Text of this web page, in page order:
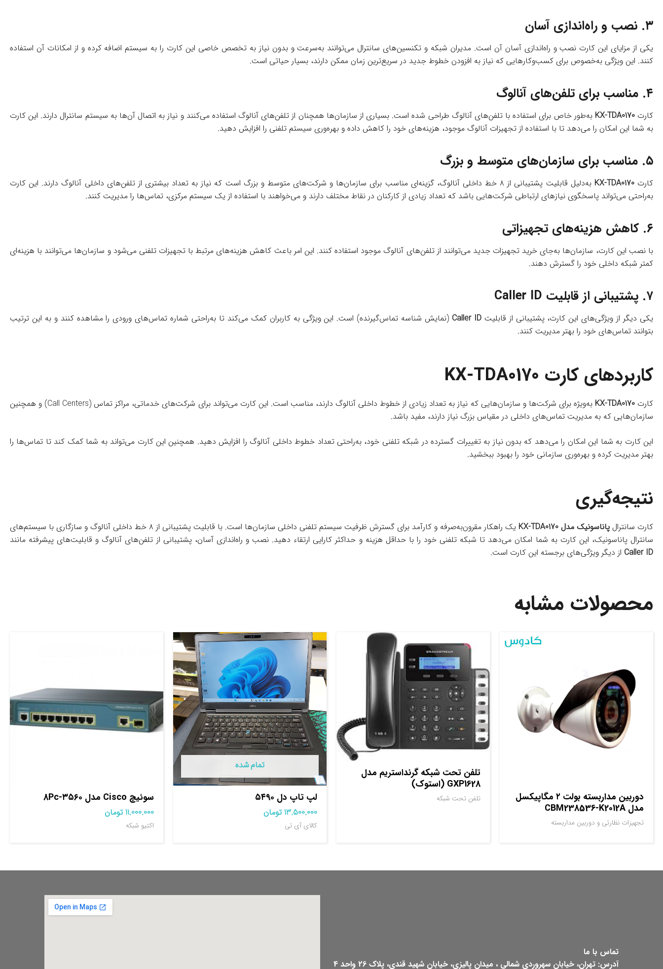
۳. نصب و راه‌اندازی آسان
یکی از مزایای این کارت نصب و راه‌اندازی آسان آن است. مدیران شبکه و تکنسین‌های سانترال می‌توانند به‌سرعت و بدون نیاز به تخصص خاصی این کارت را به سیستم اضافه کرده و از امکانات آن استفاده
کنند. این ویژگی به‌خصوص برای کسب‌وکارهایی که نیاز به افزودن خطوط جدید در سریع‌ترین زمان ممکن دارند، بسیار حیاتی است.
۴. مناسب برای تلفن‌های آنالوگ
کارتKX-TDA0170 به‌طور خاص برای استفاده با تلفن‌های آنالوگ طراحی شده است. بسیاری از سازمان‌ها همچنان از تلفن‌های آنالوگ استفاده می‌کنند و نیاز به اتصال آن‌ها به سیستم سانترال دارند. این کارت
به شما این امکان را می‌دهد تا با استفاده از تجهیزات آنالوگ موجود، هزینه‌های خود را کاهش داده و بهره‌وری سیستم تلفنی را افزایش دهید.
۵. مناسب برای سازمان‌های متوسط و بزرگ
کارتKX-TDA0170
به‌دلیل قابلیت پشتیبانی از ۸ خط داخلی آنالوگ، گزینه‌ای مناسب برای سازمان‌ها و شرکت‌های متوسط و بزرگ است که نیاز به تعداد بیشتری از تلفن‌های داخلی آنالوگ دارند. این کارت
به‌راحتی می‌تواند پاسخگوی نیازهای ارتباطی شرکت‌هایی باشد که تعداد زیادی از کارکنان در نقاط مختلف دارند و می‌خواهند با استفاده از یک سیستم مرکزی، تماس‌ها را مدیریت کنند.
۶. کاهش هزینه‌های تجهیزاتی
با نصب این کارت، سازمان‌ها به‌جای خرید تجهیزات جدید می‌توانند از تلفن‌های آنالوگ موجود استفاده کنند. این امر باعث کاهش هزینه‌های مرتبط با تجهیزات تلفنی می‌شود و سازمان‌ها می‌توانند با هزینه‌ای
کمتر شبکه داخلی خود را گسترش دهند.
۷. پشتیبانی از قابلیت Caller ID
یکی دیگر از ویژگی‌های این کارت، پشتیبانی از قابلیتCaller ID (نمایش شناسه تماس‌گیرنده) است. این ویژگی به کاربران کمک می‌کند تا به‌راحتی شماره تماس‌های ورودی را مشاهده کنند و به این ترتیب
بتوانند تماس‌های خود را بهتر مدیریت کنند.
کاربردهای کارت KX-TDA0170
کارتKX-TDA0170
به‌ویژه برای شرکت‌ها و سازمان‌هایی که نیاز به تعداد زیادی از خطوط داخلی آنالوگ دارند، مناسب است. این کارت می‌تواند برای شرکت‌های خدماتی، مراکز تماس (Call Centers) و همچنین
سازمان‌هایی که به مدیریت تماس‌های داخلی در مقیاس بزرگ نیاز دارند، مفید باشد.
این کارت به شما این امکان را می‌دهد که بدون نیاز به تغییرات گسترده در شبکه تلفنی خود، به‌راحتی تعداد خطوط داخلی آنالوگ را افزایش دهید. همچنین این کارت می‌تواند به شما کمک کند تا تماس‌ها را
بهتر مدیریت کرده و بهره‌وری سازمانی خود را بهبود ببخشید.
نتیجه‌گیری
کارت سانترال پاناسونیک مدل KX-TDA0170
یک راهکار مقرون‌به‌صرفه و کارآمد برای گسترش ظرفیت سیستم تلفنی داخلی سازمان‌ها است. با قابلیت پشتیبانی از ۸ خط داخلی آنالوگ و سازگاری با سیستم‌های
سانترال پاناسونیک، این کارت به شما امکان می‌دهد تا شبکه تلفنی خود را با حداقل هزینه و حداکثر کارایی ارتقاء دهید. نصب و راه‌اندازی آسان، پشتیبانی از تلفن‌های آنالوگ و قابلیت‌های پیشرفته مانند
Caller ID از دیگر ویژگی‌های برجسته این کارت است.
محصولات مشابه
دوربین مداربسته بولت ۲ مگاپیکسل
مدل CBM238536-K2012A
تجهیزات نظارتی و دوربین مداربسته
تلفن تحت شبکه گرنداستریم مدل
GXP1628 (استوک)
تلفن تحت شبکه
تمام شده
لپ تاپ دل ۵۴۹۰
13.500.000 تومان
کالای آی تی
سوئیچ Cisco مدل ۳۵۶۰-8Pc
11.000.000 تومان
اکتیو شبکه
تماس با ما
آدرس: تهران، خیابان سهروردی شمالی ، میدان پالیزی، خیابان شهید قندی، پلاک 26 واحد 4